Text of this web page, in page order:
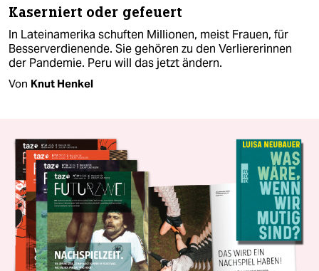
Kaserniert oder gefeuert
In Lateinamerika schuften Millionen, meist Frauen, für
Besserverdienende. Sie gehören zu den Verliererinnen
der Pandemie. Peru will das jetzt ändern.
Von Knut Henkel